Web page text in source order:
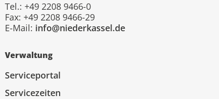
Tel.: +49 2208 9466-0
Fax: +49 2208 9466-29
E-Mail: info@niederkassel.de
Verwaltung
Serviceportal
Servicezeiten